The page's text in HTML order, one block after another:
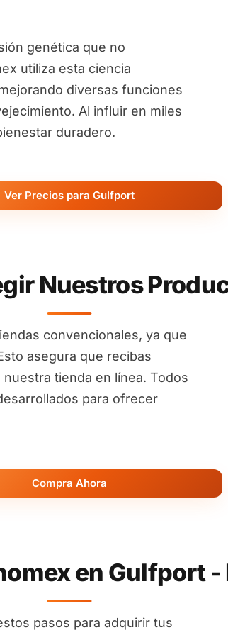
genética que no
utiliza esta ciencia
diversas funciones
Al influir en miles
duradero.
Ver Precios para Gulfport
Nuestros
convencionales, ya que
asegura que recibas
tienda en línea. Todos
para ofrecer
Compra Ahora
en Gulfport
pasos para adquirir tus